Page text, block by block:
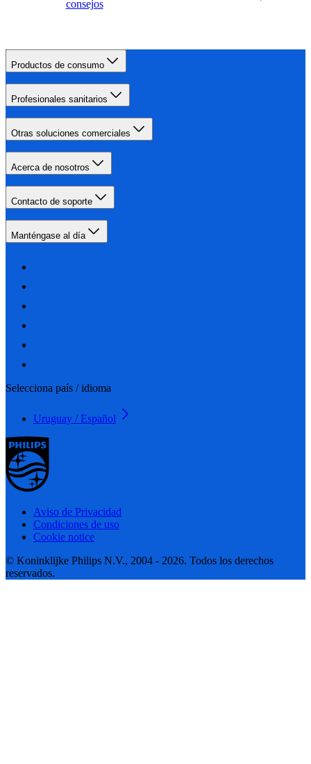
consejos
Productos de consumo
Profesionales sanitarios
Otras soluciones comerciales
Acerca de nosotros
Contacto de soporte
Manténgase al día
Selecciona país / idioma
Uruguay / Español
Aviso de Privacidad
Condiciones de uso
Cookie notice
© Koninklijke Philips N.V., 2004 - 2026. Todos los derechos
reservados.